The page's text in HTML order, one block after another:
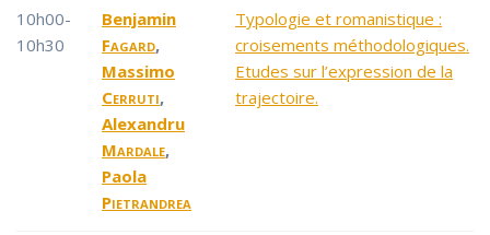
10h00-
10h30
Benjamin
Fagard,
Massimo
Cerruti,
Alexandru
Mardale,
Paola
Pietrandrea
Typologie et romanistique :
croisements méthodologiques.
Etudes sur l’expression de la
trajectoire.